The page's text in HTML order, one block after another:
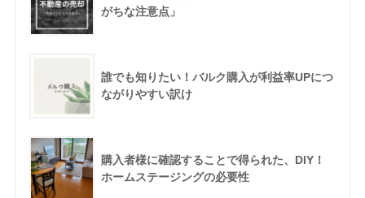
がちな注意点」
誰でも知りたい！バルク購入が利益率UPにつ
ながりやすい訳け
購入者様に確認することで得られた、DIY！
ホームステージングの必要性